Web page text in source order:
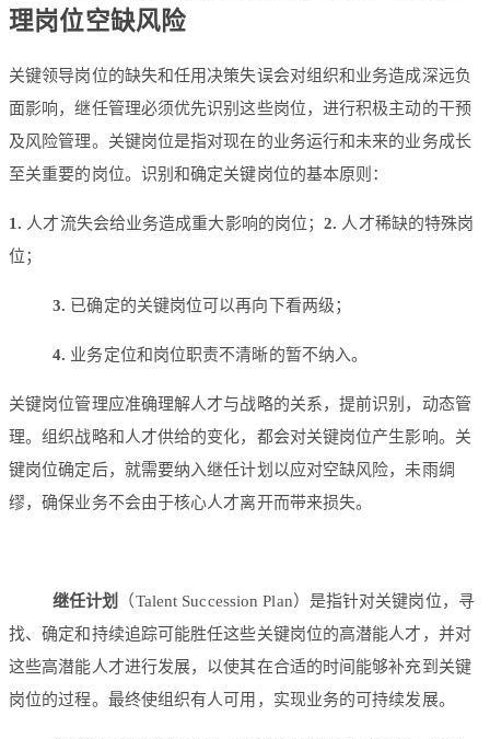
理岗位空缺风险
关键领导岗位的缺失和任用决策失误会对组织和业务造成深远负
面影响，继任管理必须优先识别这些岗位，进行积极主动的干预
及风险管理。关键岗位是指对现在的业务运行和未来的业务成长
至关重要的岗位。识别和确定关键岗位的基本原则：
1. 人才流失会给业务造成重大影响的岗位；2. 人才稀缺的特殊岗
位；
3. 已确定的关键岗位可以再向下看两级；
4. 业务定位和岗位职责不清晰的暂不纳入。
关键岗位管理应准确理解人才与战略的关系，提前识别，动态管
理。组织战略和人才供给的变化，都会对关键岗位产生影响。关
键岗位确定后，就需要纳入继任计划以应对空缺风险，未雨绸
缪，确保业务不会由于核心人才离开而带来损失。
继任计划
（Talent Succession Plan）是指针对关键岗位，寻
找、确定和持续追踪可能胜任这些关键岗位的高潜能人才，并对
这些高潜能人才进行发展，以使其在合适的时间能够补充到关键
岗位的过程。最终使组织有人可用，实现业务的可持续发展。